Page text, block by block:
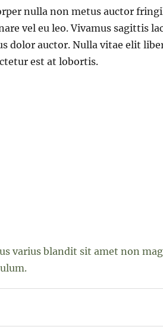
nulla non metus auctor
vel eu leo. Vivamus sagittis
dolor auctor. Nulla vitae elit
est at lobortis.
varius blandit sit amet non